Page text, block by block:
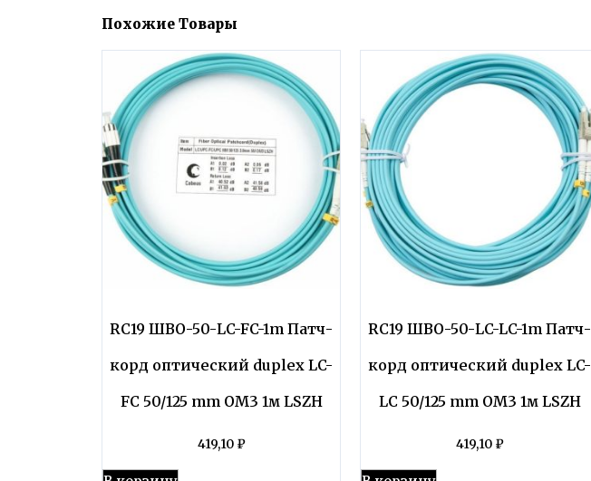
Похожие Товары
RC19 ШВО-50-LC-FC-1m Патч-
корд оптический duplex LC-
FC 50/125 mm OM3 1м LSZH
419,10 ₽
RC19 ШВО-50-LC-LC-1m Патч-
корд оптический duplex LC-
LC 50/125 mm OM3 1м LSZH
419,10 ₽